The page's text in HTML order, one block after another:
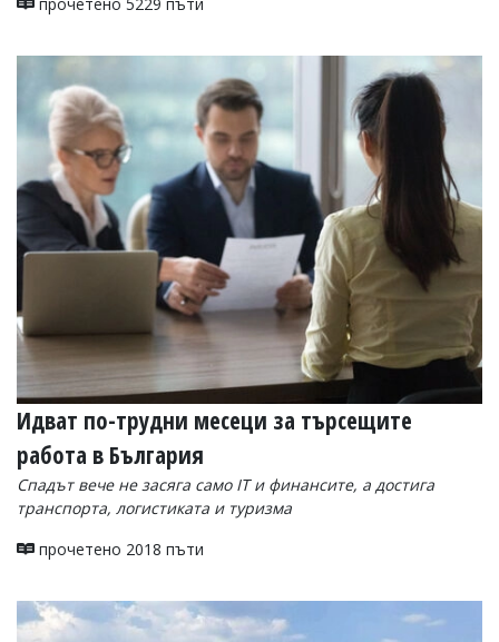
email:
статиите
се
въвеждат
читателите
и
редакцията
не
за
тях!
Ако
обиден
за
вас
коментар,
моля
сигнализирайте
ни!
Идват по-трудни месеци за търсещите
работа в България
Спадът вече не засяга само IT и финансите, а достига
транспорта, логистиката и туризма
прочетено 2018 пъти